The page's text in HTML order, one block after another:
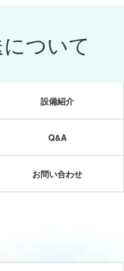
ついて
設備紹介
Q&A
お問い合わせ